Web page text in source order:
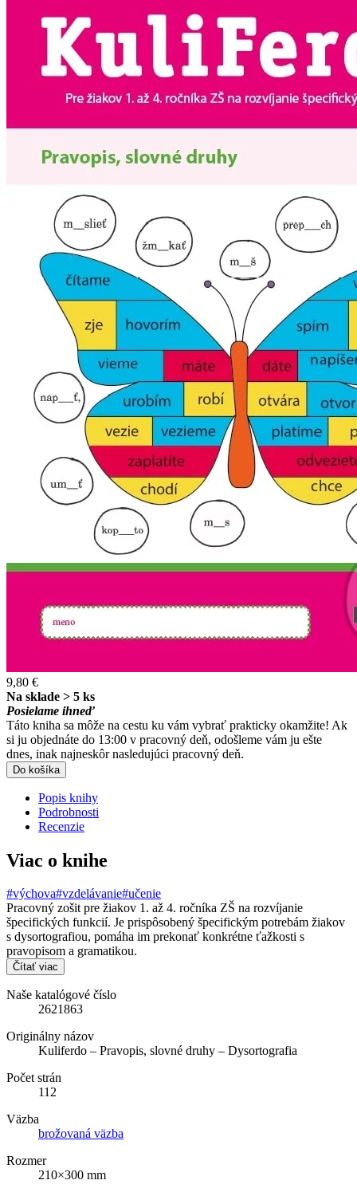
9,80 €
Na sklade > 5 ks
Posielame ihneď
Táto kniha sa môže na cestu ku vám vybrať prakticky okamžite! Ak
si ju objednáte do 13:00 v pracovný deň, odošleme vám ju ešte
dnes, inak najneskôr nasledujúci pracovný deň.
Do košíka
Popis knihy
Podrobnosti
Recenzie
Viac o knihe
#výchova#vzdelávanie#učenie
Pracovný zošit pre žiakov 1. až 4. ročníka ZŠ na rozvíjanie
špecifických funkcií. Je prispôsobený špecifickým potrebám žiakov
s dysortografiou, pomáha im prekonať konkrétne ťažkosti s
pravopisom a gramatikou.
Čítať viac
Naše katalógové číslo
2621863
Originálny názov
Kuliferdo – Pravopis, slovné druhy – Dysortografia
Počet strán
112
Väzba
brožovaná väzba
Rozmer
210×300 mm